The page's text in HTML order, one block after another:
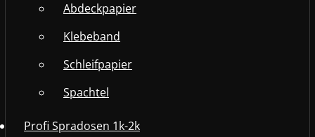
Abdeckpapier
Klebeband
Schleifpapier
Spachtel
Profi Spradosen 1k-2k